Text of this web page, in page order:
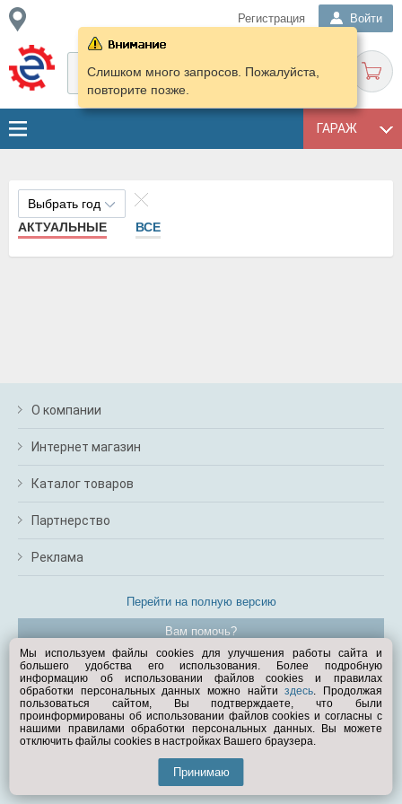
Регистрация Войти
ГАРАЖ
Слишком много запросов. Пожалуйста,
повторите позже.
Выбрать год
АКТУАЛЬНЫЕ
ВСЕ
О компании
Интернет магазин
Каталог товаров
Партнерство
Реклама
Перейти на полную версию
Вам помочь?
© Exist.ru 1998—2026
Мы используем файлы cookies для улучшения работы сайта и
большего удобства его использования. Более подробную
информацию об использовании файлов cookies и правилах
обработки персональных данных можно найтиздесь. Продолжая
пользоваться сайтом, Вы подтверждаете, что были
проинформированы об использовании файлов cookies и согласны с
нашими правилами обработки персональных данных. Вы можете
отключить файлы cookies в настройках Вашего браузера.
Принимаю